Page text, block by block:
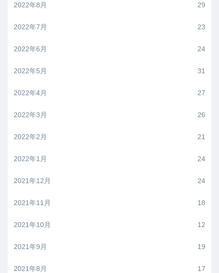
2022年8月 29
2022年7月 23
2022年6月 24
2022年5月 31
2022年4月 27
2022年3月 26
2022年2月 21
2022年1月 24
2021年12月 24
2021年11月 18
2021年10月 12
2021年9月 19
2021年8月 17